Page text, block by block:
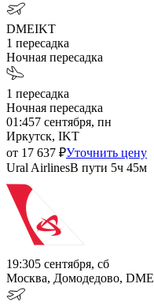
DMEIKT
1 пересадка
Ночная пересадка
1 пересадка
Ночная пересадка
01:457 сентября, пн
Иркутск, IKT
от 17 637 ₽Уточнить цену
Ural AirlinesВ пути 5ч 45м
19:305 сентября, сб
Москва, Домодедово, DME